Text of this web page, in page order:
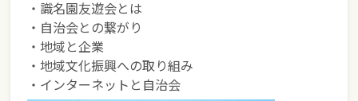
・識名園友遊会とは
・自治会との繋がり
・地域と企業
・地域文化振興への取り組み
・インターネットと自治会